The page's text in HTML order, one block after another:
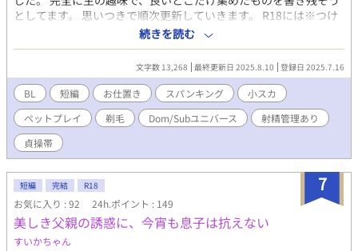
としてます。 思いつきで順次更新していきます。 R18には※つけ
ます こういうの初なのでお手柔らかに〜…！ 《地雷避けに大まか
な要素書いておきます》 ☆ 2人の約束（穏やかDom×誘惑に弱い
Sub） 雄大×秋良 ［スパンキング］ ☆ ポンコツ犬の飼い主（敬
語攻め×元遊び人） 健×流星 ［ペットプレイ/小スカ/剃毛］ ☆ 籠
の中の雀（所有欲の強い溺愛攻め×恋愛初心者） 大和×雲雀 ［射
精管理/貞操帯/快楽責め］
続きを読む
文字数 13,268 最終更新日 2025.8.10 登録日 2025.7.16
BL 短編 お仕置き スパンキング
小スカ
ペットプレイ
剃毛 Dom/Subユニバース
射精管理あり
貞操帯
7
短編 完結 R18
お気に入り : 92 24h.ポイント : 149
美しき父親の誘惑に、今宵も息子は抗えない
すいかちゃん